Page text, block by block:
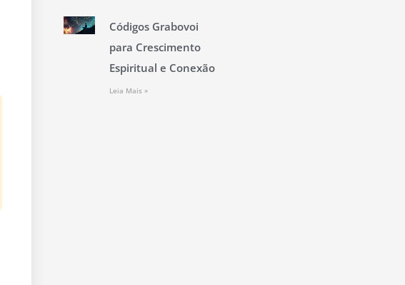
Códigos Grabovoi
para Crescimento
Espiritual e Conexão
Leia Mais »